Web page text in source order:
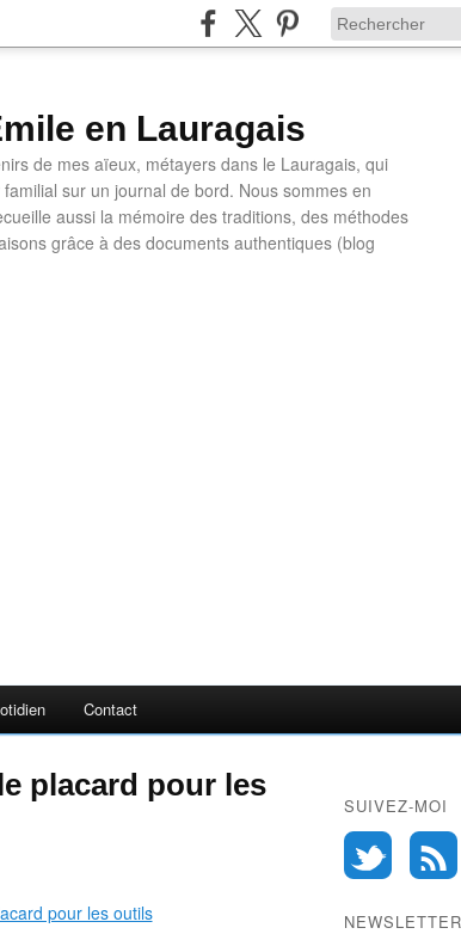
en Lauragais
de mes aïeux, métayers dans le Lauragais, qui
sur un journal de bord. Nous sommes en
aussi la mémoire des traditions, des méthodes
grâce à des documents authentiques (blog
Contact
placard pour les
SUIVEZ-MOI
NEWSLETTER